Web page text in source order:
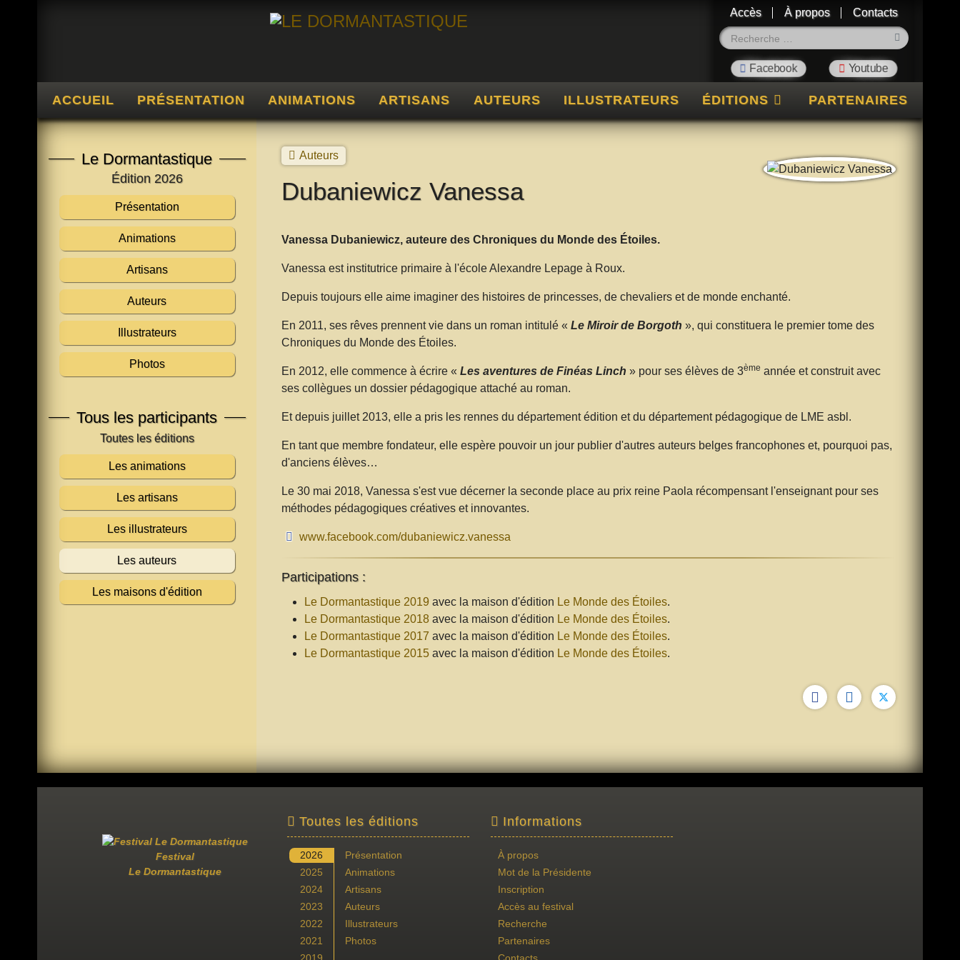
Accès À propos
Contacts
ACCUEIL PRÉSENTATION ANIMATIONS ARTISANS AUTEURS ILLUSTRATEURS ÉDITIONS PARTENAIRES
Le Dormantastique
Édition 2026
Présentation
Animations
Artisans
Auteurs
Illustrateurs
Photos
Tous les participants
Les animations
Les artisans
Les illustrateurs
Les auteurs
Les maisons d'édition
Auteurs
Dubaniewicz Vanessa
Vanessa Dubaniewicz, auteure des Chroniques du Monde des Étoiles.
Vanessa est institutrice primaire à l'école Alexandre Lepage à Roux.
Depuis toujours elle aime imaginer des histoires de princesses, de chevaliers et de monde enchanté.
En 2011, ses rêves prennent vie dans un roman intitulé « Le Miroir de Borgoth », qui constituera le premier tome des
Chroniques du Monde des Étoiles.
En 2012, elle commence à écrire « Les aventures de Finéas Linch » pour ses élèves de 3ème année et construit avec
ses collègues un dossier pédagogique attaché au roman.
Et depuis juillet 2013, elle a pris les rennes du département édition et du département pédagogique de LME asbl.
En tant que membre fondateur, elle espère pouvoir un jour publier d'autres auteurs belges francophones et, pourquoi pas,
d'anciens élèves…
Le 30 mai 2018, Vanessa s'est vue décerner la seconde place au prix reine Paola récompensant l'enseignant pour ses
méthodes pédagogiques créatives et innovantes.
www.facebook.com/dubaniewicz.vanessa
Participations :
Le Dormantastique 2019 avec la maison d'édition Le Monde des Étoiles.
Le Dormantastique 2018avec la maison d'édition Le Monde des Étoiles.
Le Dormantastique 2017 avec la maison d'édition Le Monde des Étoiles.
Le Dormantastique 2015avec la maison d'édition Le Monde des Étoiles.
Festival
Le Dormantastique
Toutes les éditions
2026
2025
2024
2023
2022
2021
Présentation
Animations
Artisans
Auteurs
Illustrateurs
Photos
Informations
À propos
Mot de la Présidente
Inscription
Accès au festival
Recherche
Partenaires